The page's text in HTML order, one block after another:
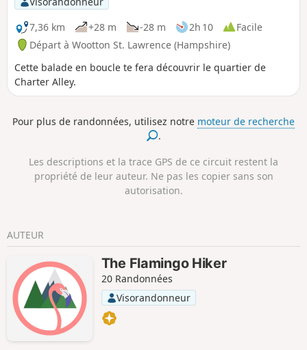
7,36 km
+28 m -28 m 2h 10
Facile
Départ à Wootton St. Lawrence (Hampshire)
Cette balade en boucle te fera découvrir le quartier de
Charter Alley.
Pour plus de randonnées, utilisez notre moteur de recherche
.
Les descriptions et la trace GPS de ce circuit restent la
propriété de leur auteur. Ne pas les copier sans son
autorisation.
AUTEUR
The Flamingo Hiker
20 Randonnées
Visorandonneur